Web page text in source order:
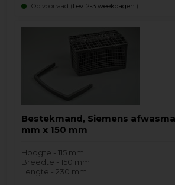
Op voorraad (Lev. 2-3 weekdagen. ).
Bestekmand, Siemens
mm x 150 mm
Hoogte - 115 mm
Breedte - 150 mm
Lengte - 230 mm